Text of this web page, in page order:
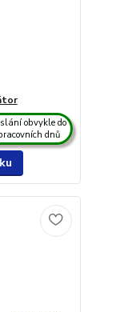
obvykle do
dnů